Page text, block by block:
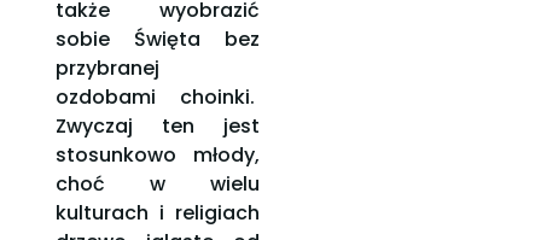
także wyobrazić
sobie Święta bez
przybranej
ozdobami choinki.
Zwyczaj ten jest
stosunkowo młody,
choć w wielu
kulturach i religiach